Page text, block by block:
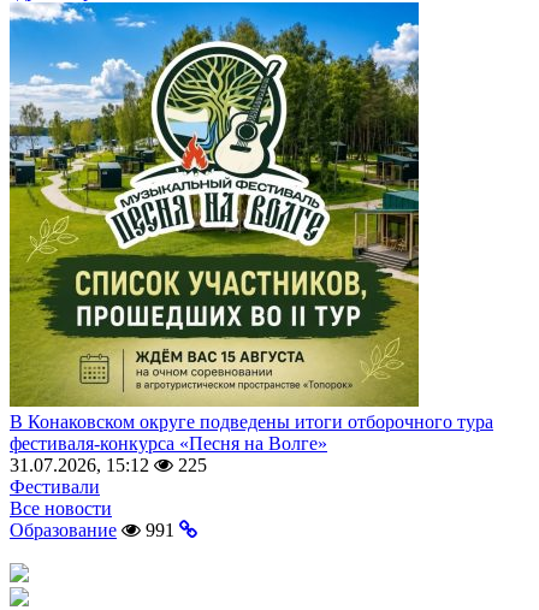
В Конаковском округе подведены итоги отборочного тура
фестиваля-конкурса «Песня на Волге»
31.07.2026, 15:12
225
Фестивали
Все новости
Образование
991